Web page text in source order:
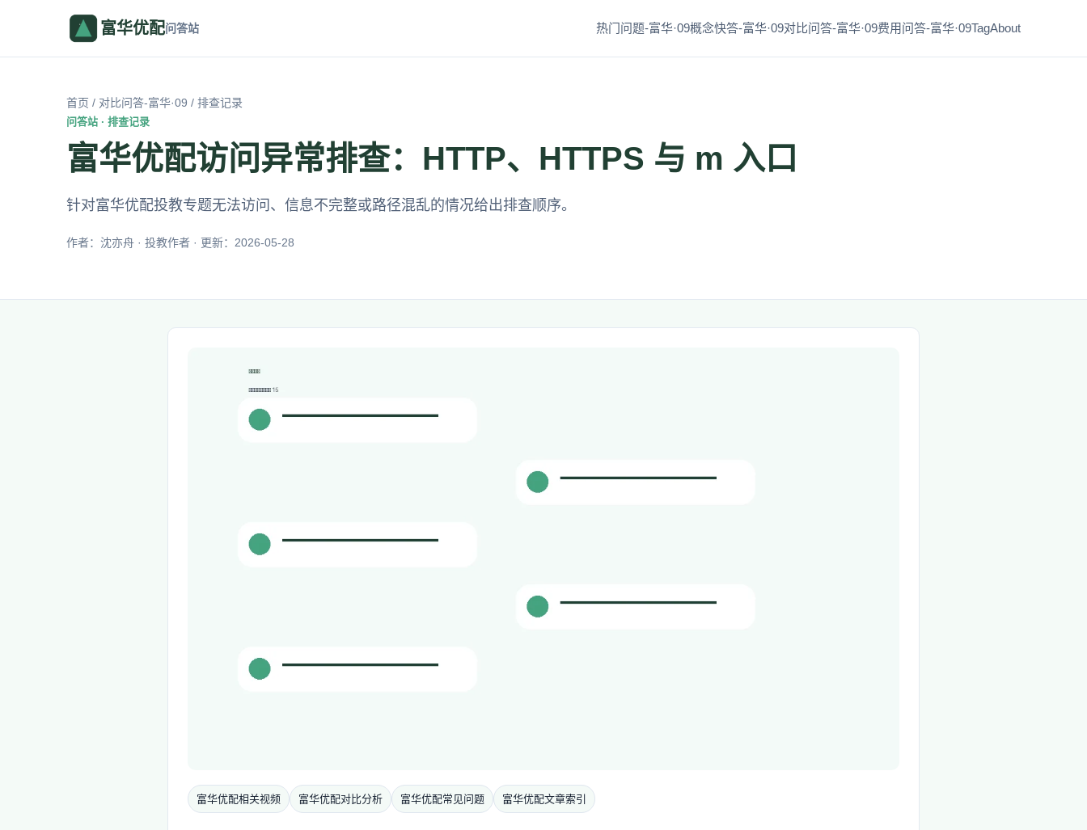
富华优配问答站 热门问题-富华·09概念快答-富华·09对比问答-富华·09费用问答-富华·09TagAbout
首页 / 对比问答-富华·09 / 排查记录
问答站 · 排查记录
富华优配访问异常排查：HTTP、HTTPS 与 m 入口
针对富华优配投教专题无法访问、信息不完整或路径混乱的情况给出排查顺序。
作者：沈亦舟 · 投教作者 · 更新：2026-05-28
富华优配相关视频 富华优配对比分析 富华优配常见问题 富华优配文章索引